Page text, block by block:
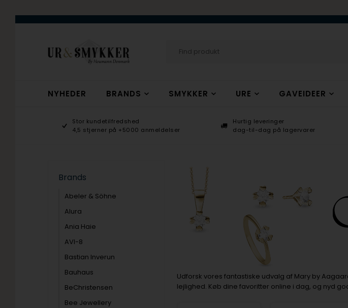
NYHEDER BRANDS SMYKKER URE GAVEIDEER
Stor kundetilfredshed
4,5 stjerner på +5000 anmeldelser
Hurtig leveringer
dag-til-dag på lagervarer
Brands
Abeler & Söhne
Alura
Ania Haie
AVI-8
Bastian Inverun
Bauhaus
BeChristensen
Bee Jewellery
Udforsk vores fantastiske udvalg af Mary by
lejlighed. Køb dine favoritter online i dag, og nyd